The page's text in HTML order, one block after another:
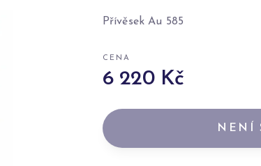
Přívěsek Au 585
CENA
6 220 Kč
NENÍ